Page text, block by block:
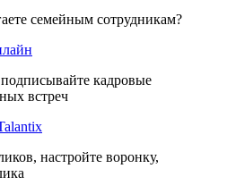
семейным сотрудникам?
кадровые
встреч
настройте воронку,